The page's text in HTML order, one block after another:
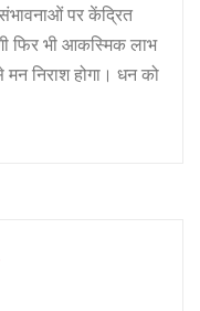
पर केंद्रित
फिर भी आकस्मिक लाभ
निराश होगा। धन को